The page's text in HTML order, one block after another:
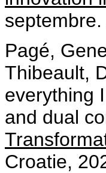
septembre.
Pagé,
Thibeault,
everything
and dual
Croatie,